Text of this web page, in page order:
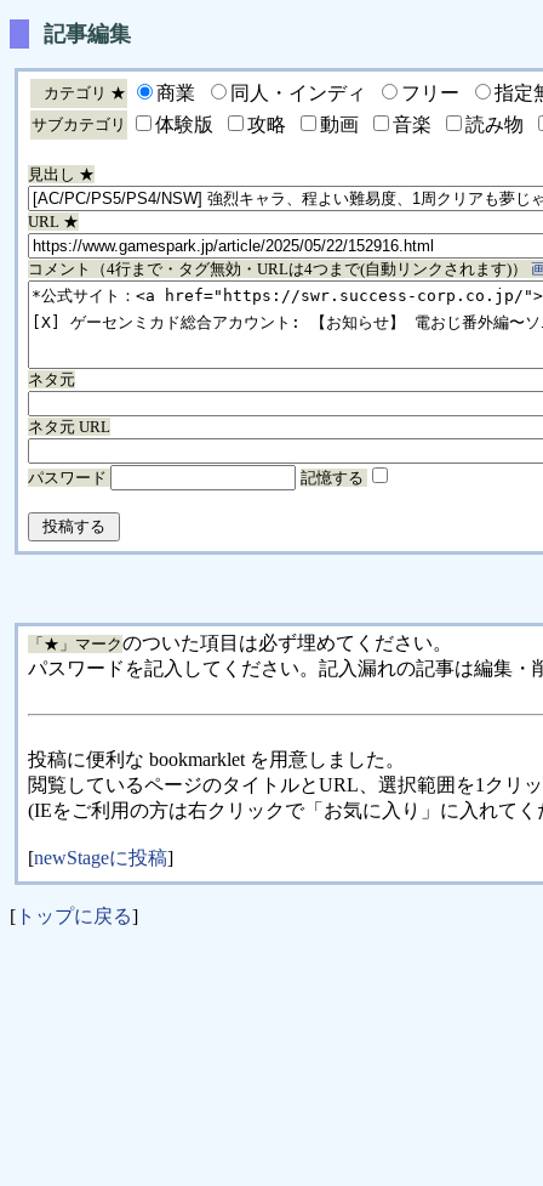
記事編集
カテゴリ ★ 商業 同人・インディ フリー 指定
サブカテゴリ 体験版 攻略 動画 音楽 読み物
見出し ★
URL ★
コメント（4行まで・タグ無効・URLは4つまで(自動リンクされます)）
ネタ元
ネタ元 URL
パスワード 記憶する
「★」マークのついた項目は必ず埋めてください。
パスワードを記入してください。記入漏れの記事は編集・
投稿に便利な bookmarklet を用意しました。
閲覧しているページのタイトルとURL、選択範囲を1クリ
(IEをご利用の方は右クリックで「お気に入り」に入れてく
[newStageに投稿]
[ トップに戻る]